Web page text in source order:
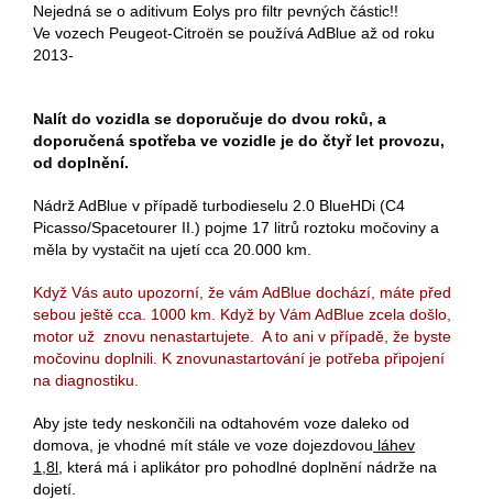
Nejedná se o aditivum Eolys pro filtr pevných částic!!
Ve vozech Peugeot-Citroën se používá AdBlue až od roku
2013-
Nalít do vozidla se doporučuje do dvou roků, a
doporučená spotřeba ve vozidle je do čtyř let provozu,
od doplnění.
Nádrž AdBlue v případě turbodieselu 2.0 BlueHDi (C4
Picasso/Spacetourer II.) pojme 17 litrů roztoku močoviny a
měla by vystačit na ujetí cca 20.000 km.
Když Vás auto upozorní, že vám AdBlue dochází, máte před
sebou ještě cca. 1000 km. Když by Vám AdBlue zcela došlo,
motor už znovu nenastartujete. A to ani v případě, že byste
močovinu doplnili. K znovunastartování je potřeba připojení
na diagnostiku.
Aby jste tedy neskončili na odtahovém voze daleko od
domova, je vhodné mít stále ve voze dojezdovou láhev
1,8l, která má i aplikátor pro pohodlné doplnění nádrže na
dojetí.